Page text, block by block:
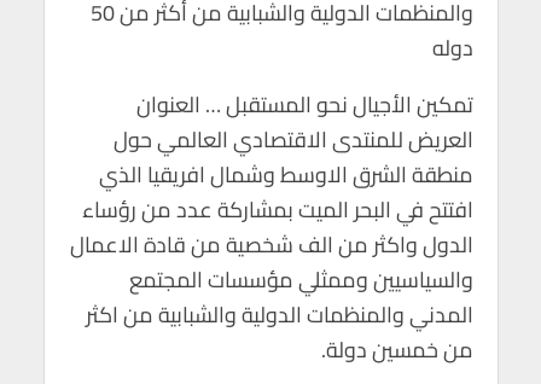
والمنظمات الدولية والشبابية من أكثر من 50
دوله
تمكين الأجيال نحو المستقبل … العنوان
العريض للمنتدى الاقتصادي العالمي حول
منطقة الشرق الاوسط وشمال افريقيا الذي
افتتح في البحر الميت بمشاركة عدد من رؤساء
الدول واكثر من الف شخصية من قادة الاعمال
والسياسيين وممثلي مؤسسات المجتمع
المدني والمنظمات الدولية والشبابية من اكثر
من خمسين دولة.